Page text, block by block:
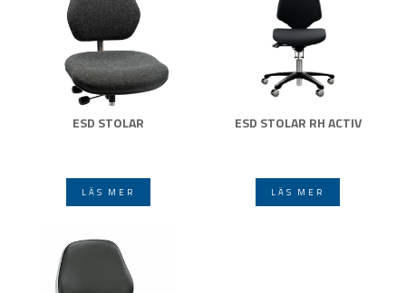
ESD STOLAR
LÄS MER
ESD STOLAR RH ACTIV
LÄS MER